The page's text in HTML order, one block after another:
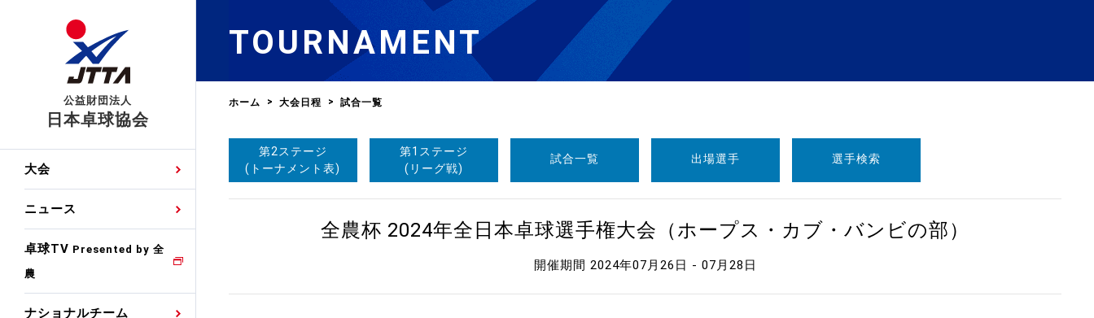
公益財団法人
日本卓球協会
大会 日程
ニュース
大会・試合
卓球TV Presented by 全
農
ナショナルチーム
男子ナショナルチーム選
手・候補
女子ナショナルチーム選
卓球の基本的なルール
協会会員登録
卓球協会のミッション
国際交流届申込みフォーム
TOURNAMENT
ホーム 大会日程 試合一覧
第2ステージ
(トーナメント表)
第1ステージ
(リーグ戦)
試合一覧 出場選手 選手検索
全農杯 2024年全日本卓球選手権大会（ホープス・カブ・バンビの部）
開催期間 2024年07月26日 - 07月28日